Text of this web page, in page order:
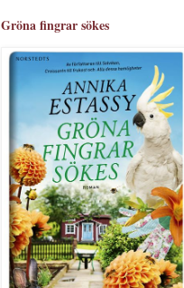
Gröna fingrar sökes